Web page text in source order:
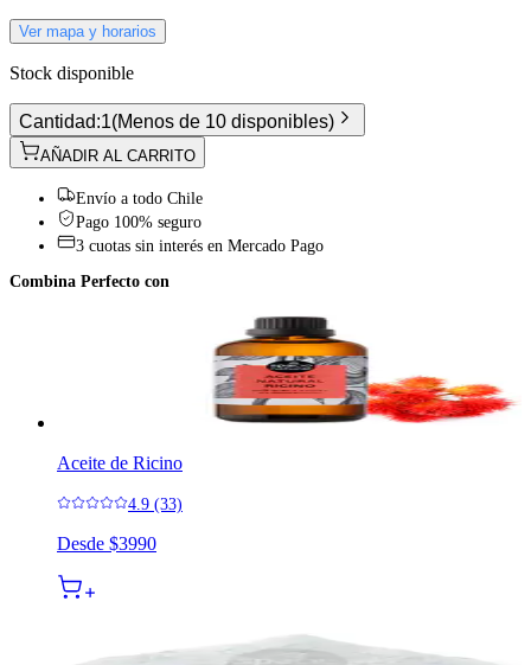
Ver mapa y horarios
Stock disponible
Cantidad:1(Menos de 10 disponibles)
AÑADIR AL CARRITO
Envío a todo Chile
Pago 100% seguro
3 cuotas sin interés en Mercado Pago
Combina Perfecto con
Aceite de Ricino
4.9 (33)
Desde $3990